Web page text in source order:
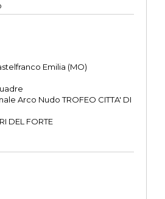
Emilia (MO)
Arco Nudo TROFEO CITTA' DI
DEL FORTE